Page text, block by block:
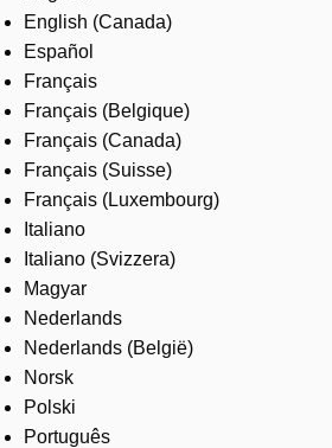
English (Canada)
Español
Français
Français (Belgique)
Français (Canada)
Français (Suisse)
Français (Luxembourg)
Italiano
Italiano (Svizzera)
Magyar
Nederlands
Nederlands (België)
Norsk
Polski
Português